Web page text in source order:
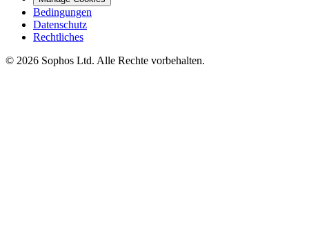
Bedingungen
Datenschutz
Rechtliches
© 2026 Sophos Ltd. Alle Rechte vorbehalten.